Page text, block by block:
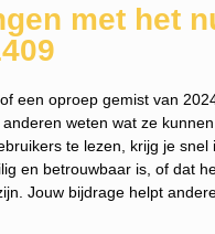
met het
een oproep gemist van
weten wat ze
te lezen, krijg je
en betrouwbaar is, of dat
Jouw bijdrage helpt